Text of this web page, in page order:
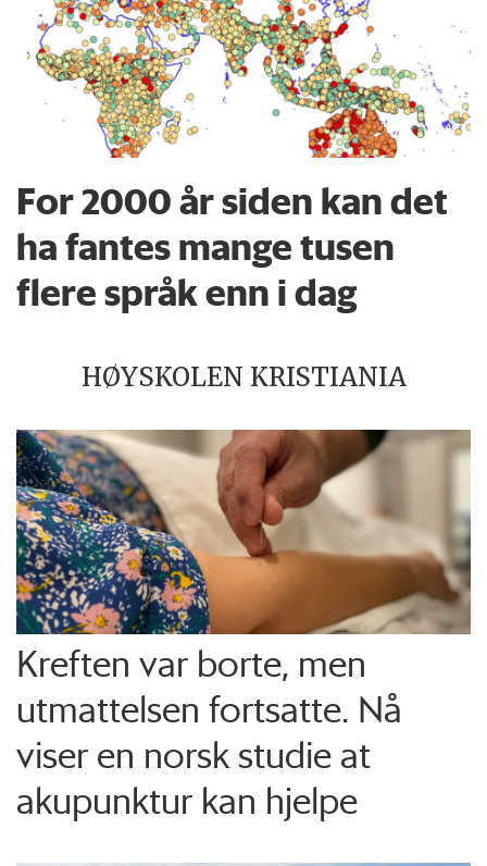
For 2000 år siden kan det
ha fantes mange tusen
flere språk enn i dag
HØYSKOLEN KRISTIANIA
Kreften var borte, men
utmattelsen fortsatte. Nå
viser en norsk studie at
akupunktur kan hjelpe